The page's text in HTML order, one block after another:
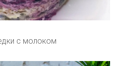
с молоком